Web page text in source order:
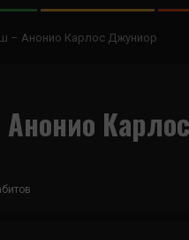
– Анонио Карлос Джуниор